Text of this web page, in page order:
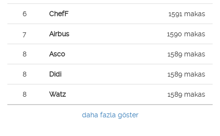
6 ChefF 1591 makas
7 Airbus 1590 makas
8 Asco 1589 makas
8 Didi 1589 makas
8 Watz 1589 makas
daha fazla göster